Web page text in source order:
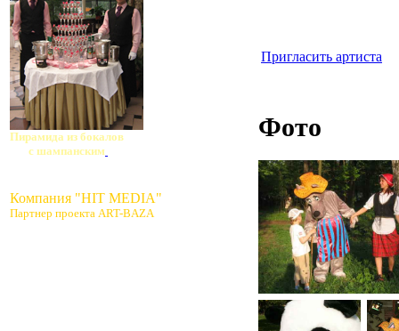
Пирамида из бокалов
с шампанским
Компания "HIT MEDIA"
Партнер проекта ART-BAZA
Пригласить артиста
Фото